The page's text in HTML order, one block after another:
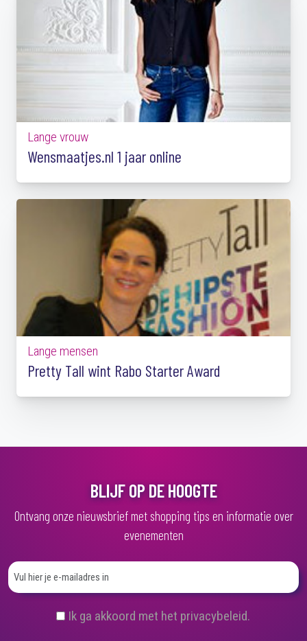
Lange vrouw
Wensmaatjes.nl 1 jaar online
Lange mensen
Pretty Tall wint Rabo Starter Award
BLIJF OP DE HOOGTE
Ontvang onze nieuwsbrief met shopping tips en informatie over
evenementen
(
Ik ga akkoord met het privacybeleid.